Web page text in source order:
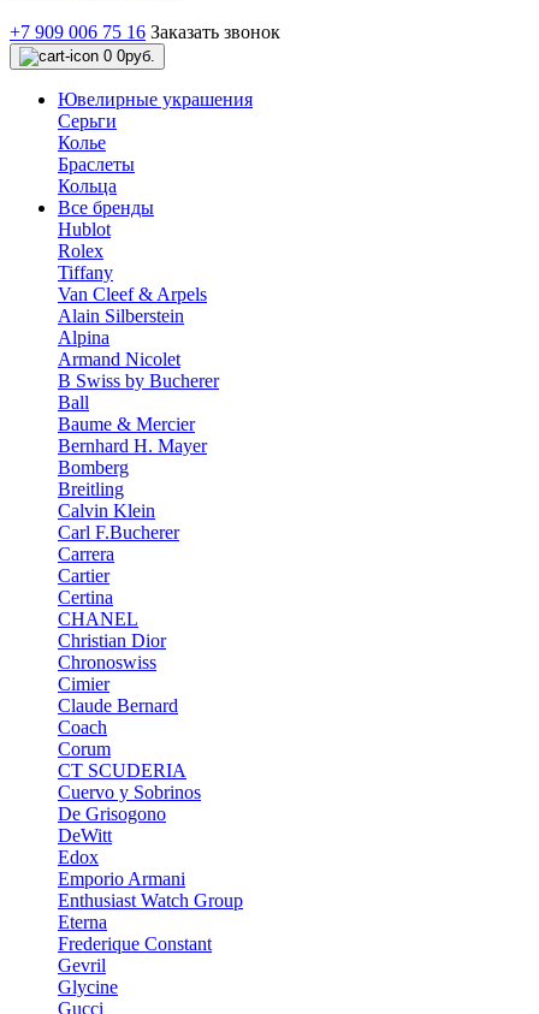
+7 909 006 75 16 Заказать звонок
0 0руб.
Ювелирные украшения
Серьги
Колье
Браслеты
Кольца
Все бренды
Hublot
Rolex
Tiffany
Van Cleef & Arpels
Alain Silberstein
Alpina
Armand Nicolet
B Swiss by Bucherer
Ball
Baume & Mercier
Bernhard H. Mayer
Bomberg
Breitling
Calvin Klein
Carl F.Bucherer
Carrera
Cartier
Certina
CHANEL
Christian Dior
Chronoswiss
Cimier
Claude Bernard
Coach
Corum
CT SCUDERIA
Cuervo y Sobrinos
De Grisogono
DeWitt
Edox
Emporio Armani
Enthusiast Watch Group
Eterna
Frederique Constant
Gevril
Glycine
Gucci